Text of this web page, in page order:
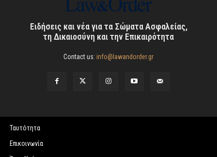
Ειδήσεις και νέα για τα Σώματα Ασφαλείας,
τη Δικαιοσύνη και την Επικαιρότητα
Contact us: info@lawandorder.gr
Ταυτότητα
Επικοινωνία